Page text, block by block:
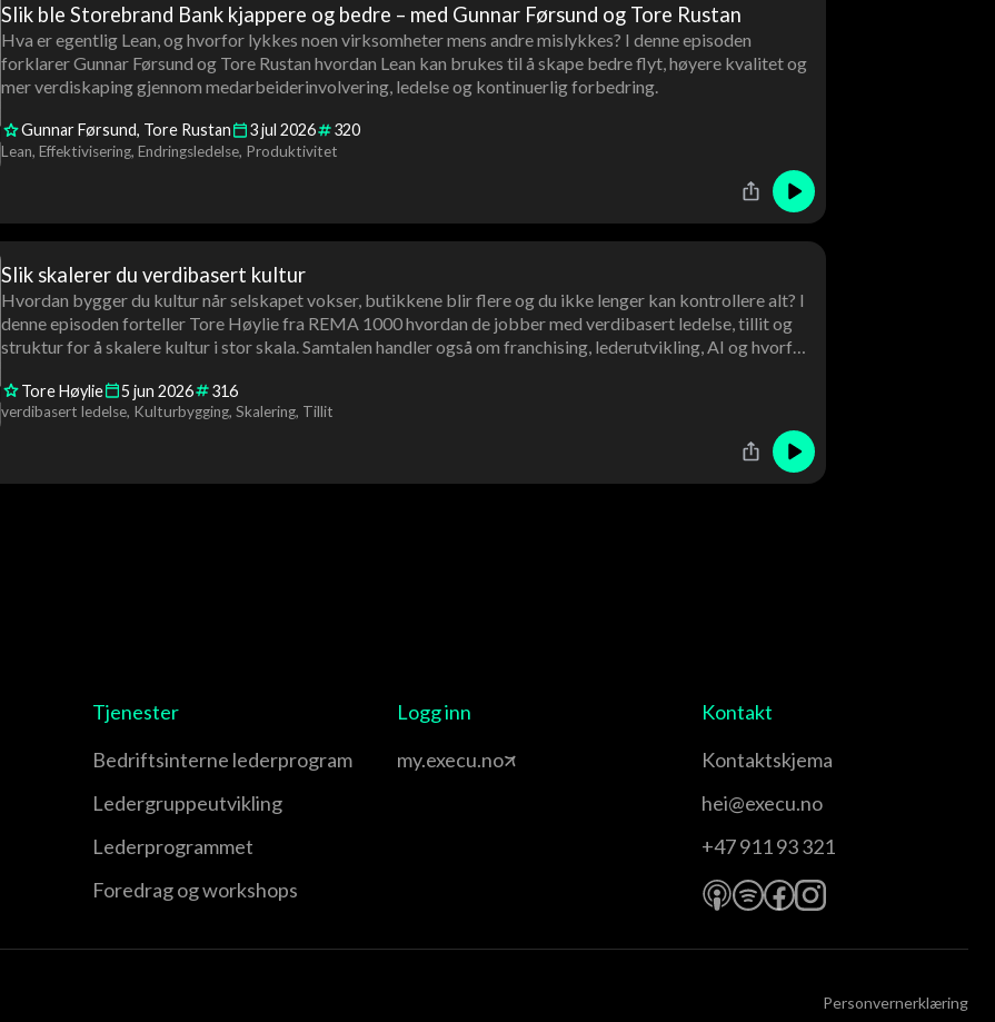
Slik ble Storebrand Bank kjappere og bedre – med Gunnar Førsund og Tore Rustan
Hva er egentlig Lean, og hvorfor lykkes noen virksomheter mens andre mislykkes? I denne episoden
forklarer Gunnar Førsund og Tore Rustan hvordan Lean kan brukes til å skape bedre flyt, høyere kvalitet og
mer verdiskaping gjennom medarbeiderinvolvering, ledelse og kontinuerlig forbedring.
Gunnar Førsund Tore Rustan 3jul 2026 320
Lean Effektivisering Endringsledelse Produktivitet
Slik skalerer du verdibasert kultur
Hvordan bygger du kultur når selskapet vokser, butikkene blir flere og du ikke lenger kan kontrollere alt? I
denne episoden forteller Tore Høylie fra REMA 1000 hvordan de jobber med verdibasert ledelse, tillit og
struktur for å skalere kultur i stor skala. Samtalen handler også om franchising, lederutvikling, AI og hvorfor
Tore Høylie 5 jun 2026 316
verdibasert ledelse Kulturbygging Skalering Tillit
Tjenester
Bedriftsinterne lederprogram
Leder­gruppe­utvikling
Leder­programmet
Foredrag og workshops
Logg inn
my.execu.no
Kontakt
Kontaktskjema
hei@execu.no
+47 911 93 321
Personvernerklæring